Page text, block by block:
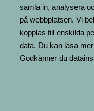
samla in, analysera
på webbplatsen. Vi
kopplas till enskilda
data. Du kan läsa
Godkänner du